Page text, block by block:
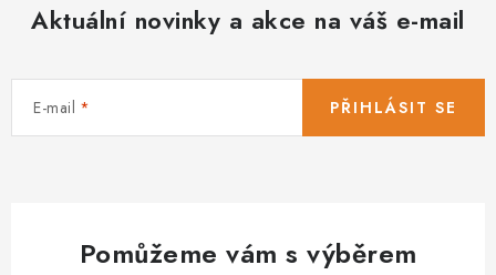
Aktuální novinky a akce na váš e-mail
E-mail PŘIHLÁSIT SE
Pomůžeme vám s výběrem